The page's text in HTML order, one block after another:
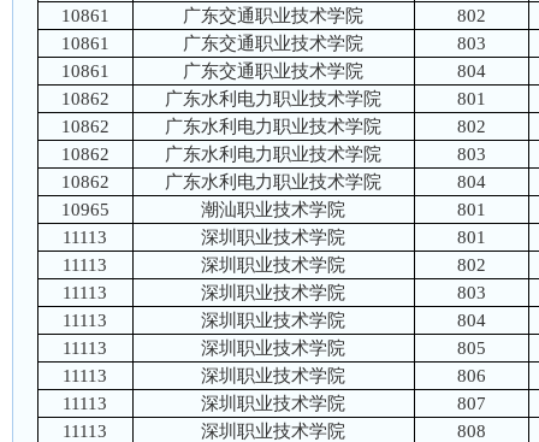
10861 广东交通职业技术学院
802
10861
广东交通职业技术学院
803
10861
广东交通职业技术学院
804
10862
广东水利电力职业技术学院
801
10862
广东水利电力职业技术学院
802
10862
广东水利电力职业技术学院
803
10862
广东水利电力职业技术学院
804
10965
潮汕职业技术学院
801
11113
深圳职业技术学院
801
11113
深圳职业技术学院
802
11113
深圳职业技术学院
803
11113
深圳职业技术学院
804
11113
深圳职业技术学院
805
11113
深圳职业技术学院
806
11113
深圳职业技术学院
807
11113
深圳职业技术学院
808